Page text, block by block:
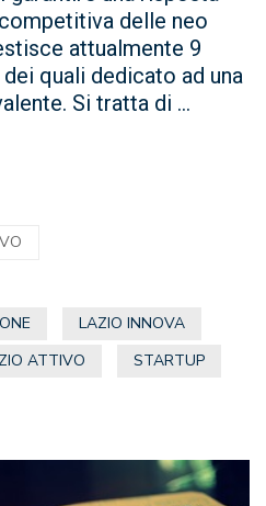
delle neo
attualmente 9
quali dedicato ad una
Si tratta di ...
LAZIO INNOVA
ATTIVO STARTUP